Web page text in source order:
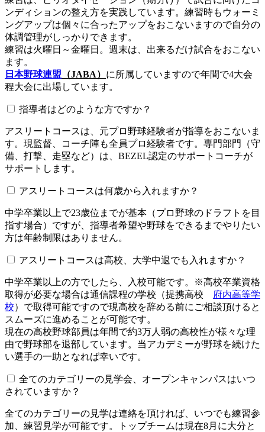
ンディションの整え方を実践しています。練習時もウォーミ
ングアップは個々に合ったアップをおこないますので自分の
体調管理がしっかりできます。
練習は火曜日～金曜日。週末は、出来るだけ試合をおこない
ます。
日本野球連盟 （JABA） に所属していますので年間で4大会
程大会に出場しています。
指導者はどのような方ですか？
アスリートコースは、元プロ野球経験者が指導をおこないま
す。現監督、コーチ陣も全員プロ経験者です。専門部門（守
備、打撃、走塁など）は、BEZEL認定のサポートコーチが
サポートします。
アスリートコースは何歳から入れますか？
中学卒業以上で23歳位までが基本（プロ野球のドラフトを目
指す場合）ですが、指導者希望や野球をできるまでやりたい
方は年齢制限はありません。
アスリートコースは高校、大学中退でも入れますか？
中学卒業以上の方でしたら、入校可能です。※高校卒業資格
取得が必要な場合は通信課程の学校（提携高校
府内高等学
校）で取得可能ですので現高校を辞める前にご相談頂けると
スムーズに進めることが可能です。
現在の高校野球部員は年間で約3万人弱の高校性が様々な理
由で野球部を退部しています。当アカデミーが野球を続けた
い選手の一助となれば幸いです。
全てのカテゴリーの見学会、オープンキャンパスはいつ
されていますか？​​​​​
全てのカテゴリーの見学は連絡を頂ければ、いつでも練習参
加、練習見学が可能です。トップチームは現在8月に大分と